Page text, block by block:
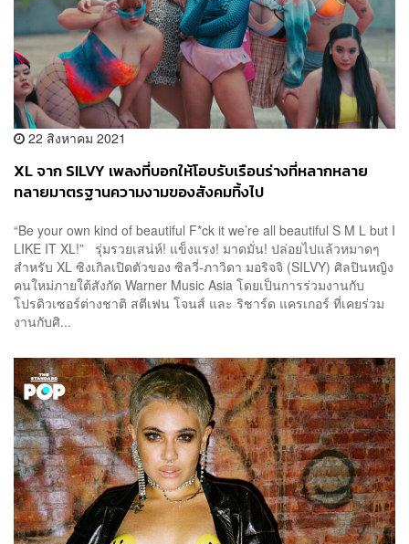
22 สิงหาคม 2021
XL จาก SILVY เพลงที่บอกให้โอบรับเรือนร่างที่หลากหลาย
ทลายมาตรฐานความงามของสังคมทิ้งไป
“Be your own kind of beautiful F*ck it we’re all beautiful S M L but I
LIKE IT XL!” รุ่มรวยเสน่ห์! แข็งแรง! มาดมั่น! ปล่อยไปแล้วหมาดๆ
สำหรับ XL ซิงเกิลเปิดตัวของ ซิลวี่-ภาวิดา มอริจจิ (SILVY) ศิลปินหญิง
คนใหม่ภายใต้สังกัด Warner Music Asia โดยเป็นการร่วมงานกับ
โปรดิวเซอร์ต่างชาติ สตีเฟน โจนส์ และ ริชาร์ด แครเกอร์ ที่เคยร่วม
งานกับศิ...